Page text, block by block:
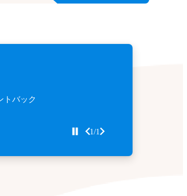
トバック
1/1